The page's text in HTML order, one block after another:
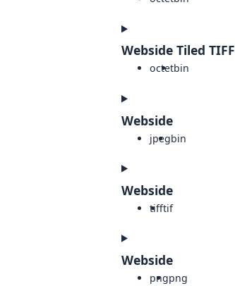
Webside Tiled TIFF
octetbin
Webside
jpegbin
Webside
tifftif
Webside
pngpng